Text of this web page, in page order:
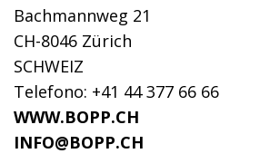
Bachmannweg 21
CH-8046 Zürich
SCHWEIZ
Telefono: +41 44 377 66 66
WWW.BOPP.CH
INFO@BOPP.CH